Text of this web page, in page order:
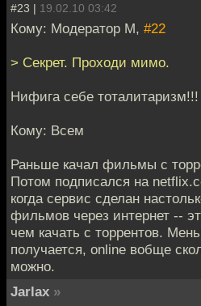
#23 | 19.02.10 03:42
Кому: Модератор М, #22
> Секрет. Проходи мимо.
Нифига себе
Кому: Всем
Раньше качал фильмы с
Потом подписался на
когда сервис сделан
фильмов через интернет --
чем качать с торрентов.
получается, online вобще
можно.
Jarlax »